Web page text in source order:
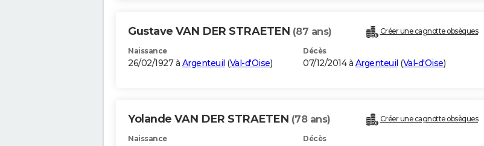
Gustave VAN DER STRAETEN (87 ans) Créer une cagnotte obsèques
Naissance
26/02/1927 à Argenteuil (Val-d'Oise)
Décès
07/12/2014 à Argenteuil (Val-d'Oise)
Yolande VAN DER STRAETEN (78 ans) Créer une cagnotte obsèques
Naissance Décès